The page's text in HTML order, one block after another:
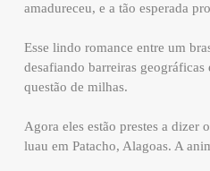
amadureceu, e a tão esperada
Esse lindo romance entre um
desafiando barreiras
questão de milhas.
Agora eles estão prestes a dizer
luau em Patacho, Alagoas. A